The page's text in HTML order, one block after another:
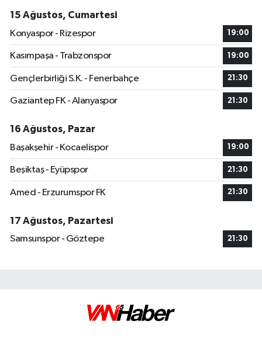
15 Ağustos, Cumartesi
Konyaspor - Rizespor
19:00
Kasımpaşa - Trabzonspor 19:00
Gençlerbirliği S.K. - Fenerbahçe 21:30
Gaziantep FK - Alanyaspor 21:30
16 Ağustos, Pazar
Başakşehir - Kocaelispor
19:00
Beşiktaş - Eyüpspor 21:30
Amed - Erzurumspor FK 21:30
17 Ağustos, Pazartesi
Samsunspor - Göztepe
21:30